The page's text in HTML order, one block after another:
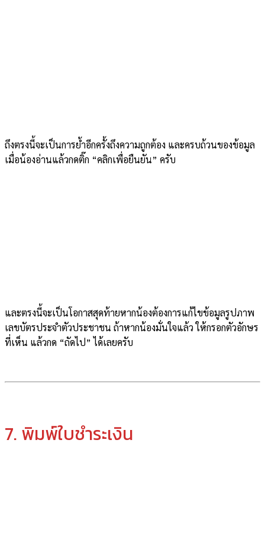
ถึงตรงนี้จะเป็นการย้ำอีกครั้งถึงความถูกต้อง และครบถ้วนของข้อมูล
เมื่อน้องอ่านแล้วกดติ๊ก “คลิกเพื่อยืนยัน” ครับ
และตรงนี้จะเป็นโอกาสสุดท้ายหากน้องต้องการแก้ไขข้อมูลรูปภาพ
เลขบัตรประจำตัวประชาชน ถ้าหากน้องมั่นใจแล้ว ให้กรอกตัวอักษร
ที่เห็น แล้วกด “ถัดไป” ได้เลยครับ
7. พิมพ์ใบชำระเงิน